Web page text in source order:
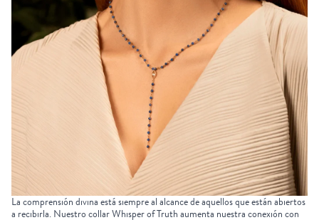
La comprensión divina está siempre al alcance de aquellos que están abiertos
a recibirla. Nuestrocollar Whisper of Truthaumenta nuestra conexión con